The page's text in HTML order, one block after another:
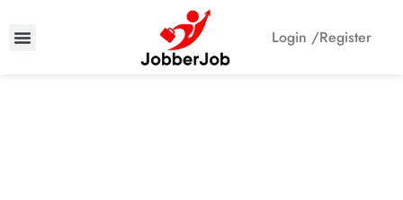
Login /Register